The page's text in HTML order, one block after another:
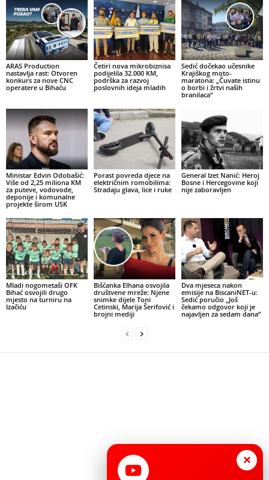
ARAS Production
nastavlja rast: Otvoren
konkurs za nove CNC
operatere u Bihaću
Četiri nova mikrobiznisa
podijelila 32.000 KM,
podrška za razvoj
poslovnih ideja mladih
Sedić dočekao učesnike
Krajiškog moto-
maratona: „Čuvate istinu
o borbi i žrtvi naših
branilaca“
Ministar Edvin Odobašić:
Više od 2,25 miliona KM
za puteve, vodovode,
deponije i komunalne
projekte širom USK
Porast povreda djece na
električnim romobilima:
Stradaju glava, lice i ruke
General Izet Nanić: Heroj
Bosne i Hercegovine koji
nije zaboravljen
Mladi nogometaši OFK
Bihać osvojili drugo
mjesto na turniru na
Izačiću
Bišćanka Elhana osvojila
društvene mreže: Njene
snimke dijele Toni
Cetinski, Marija Šerifović i
brojni mediji
Dva mjeseca nakon
emisije na BiscaniNET-u:
Sedić poručio „Još
čekamo odgovor koji je
najavljen za sedam dana“
×